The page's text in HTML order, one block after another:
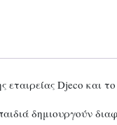
εταιρείας Djeco και
δημιουργούν